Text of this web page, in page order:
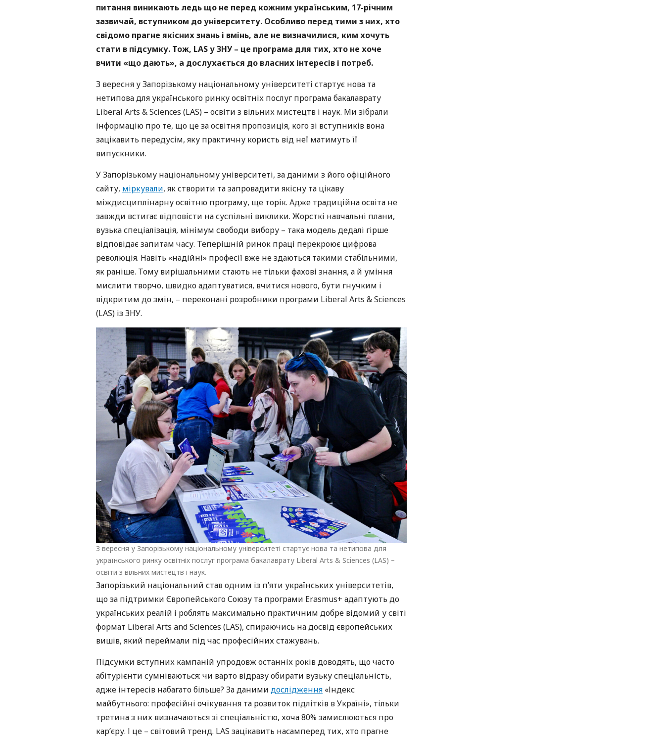
питання виникають ледь що не перед кожним українським, 17-річним
зазвичай, вступником до університету. Особливо перед тими з них, хто
свідомо прагне якісних знань і вмінь, але не визначилися, ким хочуть
стати в підсумку. Тож, LAS у ЗНУ – це програма для тих, хто не хоче
вчити «що дають», а дослухається до власних інтересів і потреб.
З вересня у Запорізькому національному університеті стартує нова та
нетипова для українського ринку освітніх послуг програма бакалаврату
Liberal Arts & Sciences (LAS) – освіти з вільних мистецтв і наук. Ми зібрали
інформацію про те, що це за освітня пропозиція, кого зі вступників вона
зацікавить передусім, яку практичну користь від неї матимуть її
випускники.
У Запорізькому національному університеті, за даними з його офіційного
сайту, міркували, як створити та запровадити якісну та цікаву
міждисциплінарну освітню програму, ще торік. Адже традиційна освіта не
завжди встигає відповісти на суспільні виклики. Жорсткі навчальні плани,
вузька спеціалізація, мінімум свободи вибору – така модель дедалі гірше
відповідає запитам часу. Теперішній ринок праці перекроює цифрова
революція. Навіть «надійні» професії вже не здаються такими стабільними,
як раніше. Тому вирішальними стають не тільки фахові знання, а й уміння
мислити творчо, швидко адаптуватися, вчитися нового, бути гнучким і
відкритим до змін, – переконані розробники програми Liberal Arts & Sciences
(LAS) із ЗНУ.
З вересня у Запорізькому національному університеті стартує нова та нетипова для
українського ринку освітніх послуг програма бакалаврату Liberal Arts & Sciences (LAS) –
освіти з вільних мистецтв і наук.
Запорізький національний став одним із п’яти українських університетів,
що за підтримки Європейського Союзу та програми Erasmus+ адаптують до
українських реалій і роблять максимально практичним добре відомий у світі
формат Liberal Arts and Sciences (LAS), спираючись на досвід європейських
вишів, який переймали під час професійних стажувань.
Підсумки вступних кампаній упродовж останніх років доводять, що часто
абітурієнти сумніваються: чи варто відразу обирати вузьку спеціальність,
адже інтересів набагато більше? За даними дослідження «Індекс
майбутнього: професійні очікування та розвиток підлітків в Україні», тільки
третина з них визначаються зі спеціальністю, хоча 80% замислюються про
кар’єру. І це – світовий тренд. LAS зацікавить насамперед тих, хто прагне